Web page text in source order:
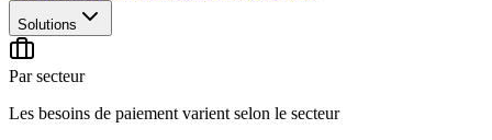
Solutions
Par secteur
Les besoins de paiement varient selon le secteur